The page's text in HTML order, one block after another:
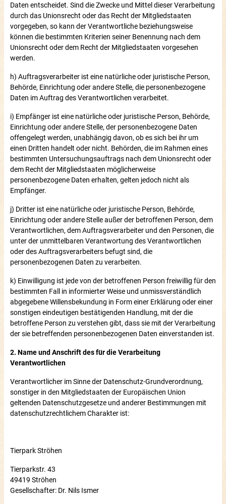
Daten entscheidet. Sind die Zwecke und Mittel dieser Verarbeitung
durch das Unionsrecht oder das Recht der Mitgliedstaaten
vorgegeben, so kann der Verantwortliche beziehungsweise
können die bestimmten Kriterien seiner Benennung nach dem
Unionsrecht oder dem Recht der Mitgliedstaaten vorgesehen
werden.
h) Auftragsverarbeiter ist eine natürliche oder juristische Person,
Behörde, Einrichtung oder andere Stelle, die personenbezogene
Daten im Auftrag des Verantwortlichen verarbeitet.
i) Empfänger ist eine natürliche oder juristische Person, Behörde,
Einrichtung oder andere Stelle, der personenbezogene Daten
offengelegt werden, unabhängig davon, ob es sich bei ihr um
einen Dritten handelt oder nicht. Behörden, die im Rahmen eines
bestimmten Untersuchungsauftrags nach dem Unionsrecht oder
dem Recht der Mitgliedstaaten möglicherweise
personenbezogene Daten erhalten, gelten jedoch nicht als
Empfänger.
j) Dritter ist eine natürliche oder juristische Person, Behörde,
Einrichtung oder andere Stelle außer der betroffenen Person, dem
Verantwortlichen, dem Auftragsverarbeiter und den Personen, die
unter der unmittelbaren Verantwortung des Verantwortlichen
oder des Auftragsverarbeiters befugt sind, die
personenbezogenen Daten zu verarbeiten.
k) Einwilligung ist jede von der betroffenen Person freiwillig für den
bestimmten Fall in informierter Weise und unmissverständlich
abgegebene Willensbekundung in Form einer Erklärung oder einer
sonstigen eindeutigen bestätigenden Handlung, mit der die
betroffene Person zu verstehen gibt, dass sie mit der Verarbeitung
der sie betreffenden personenbezogenen Daten einverstanden ist.
2. Name und Anschrift des für die Verarbeitung
Verantwortlichen
Verantwortlicher im Sinne der Datenschutz-Grundverordnung,
sonstiger in den Mitgliedstaaten der Europäischen Union
geltenden Datenschutzgesetze und anderer Bestimmungen mit
datenschutzrechtlichem Charakter ist:
Tierpark Ströhen
Tierparkstr. 43
49419 Ströhen
Gesellschafter: Dr. Nils Ismer